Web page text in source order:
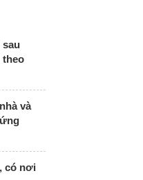
sau
theo
và
có nơi